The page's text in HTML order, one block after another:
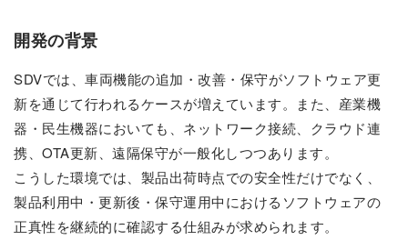
開発の背景
SDVでは、車両機能の追加・改善・保守がソフトウェア更
新を通じて行われるケースが増えています。また、産業機
器・民生機器においても、ネットワーク接続、クラウド連
携、OTA更新、遠隔保守が一般化しつつあります。
こうした環境では、製品出荷時点での安全性だけでなく、
製品利用中・更新後・保守運用中におけるソフトウェアの
正真性を継続的に確認する仕組みが求められます。